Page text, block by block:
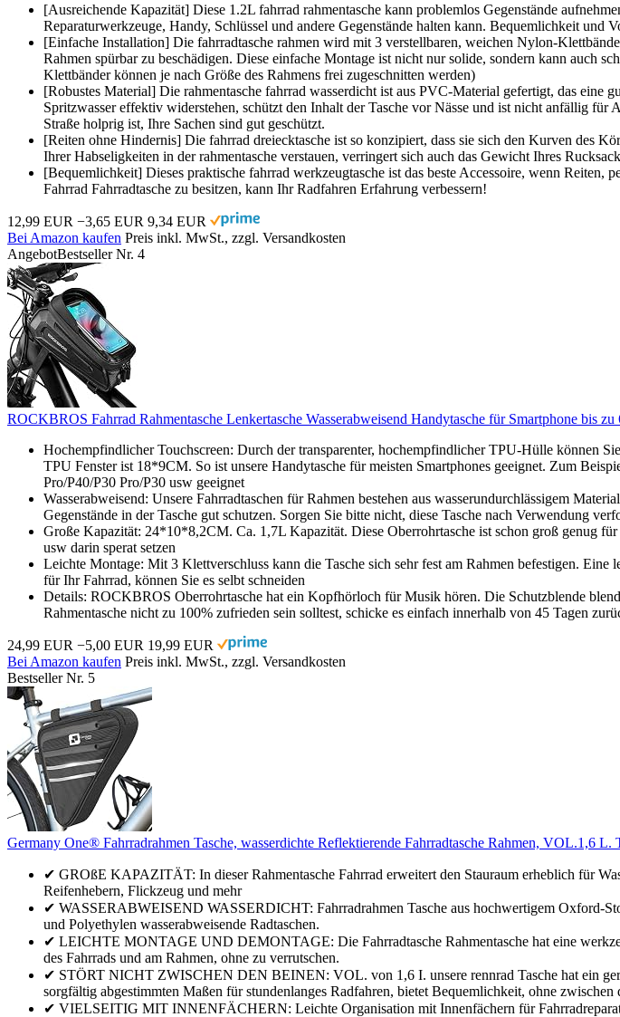
[Ausreichende Kapazität] Diese 1.2L fahrrad rahmentasche kann problemlos Gegenstände
Reparaturwerkzeuge, Handy, Schlüssel und andere Gegenstände halten kann. Bequemlichkeit und
[Einfache Installation] Die fahrradtasche rahmen wird mit 3 verstellbaren, weichen Nylon-
Rahmen spürbar zu beschädigen. Diese einfache Montage ist nicht nur solide, sondern kann auch
Klettbänder können je nach Größe des Rahmens frei zugeschnitten werden)
[Robustes Material] Die rahmentasche fahrrad wasserdicht ist aus PVC-Material gefertigt, das
Spritzwasser effektiv widerstehen, schützt den Inhalt der Tasche vor Nässe und ist nicht anfällig für
Straße holprig ist, Ihre Sachen sind gut geschützt.
[Reiten ohne Hindernis] Die fahrrad dreiecktasche ist so konzipiert, dass sie sich den Kurven des
Ihrer Habseligkeiten in der rahmentasche verstauen, verringert sich auch das Gewicht Ihres
[Bequemlichkeit] Dieses praktische fahrrad werkzeugtasche ist das beste Accessoire, wenn
Fahrrad Fahrradtasche zu besitzen, kann Ihr Radfahren Erfahrung verbessern!
12,99 EUR −3,65 EUR 9,34 EUR
Bei Amazon kaufen Preis inkl. MwSt., zzgl. Versandkosten
AngebotBestseller Nr. 4
ROCKBROS Fahrrad Rahmentasche Lenkertasche Wasserabweisend Handytasche für Smartphone bis
Hochempfindlicher Touchscreen: Durch der transparenter, hochempfindlicher TPU-Hülle können
TPU Fenster ist 18*9CM. So ist unsere Handytasche für meisten Smartphones geeignet. Zum
Pro/P40/P30 Pro/P30 usw geeignet
Wasserabweisend: Unsere Fahrradtaschen für Rahmen bestehen aus wasserundurchlässigem
Gegenstände in der Tasche gut schutzen. Sorgen Sie bitte nicht, diese Tasche nach Verwendung
Große Kapazität: 24*10*8,2CM. Ca. 1,7L Kapazität. Diese Oberrohrtasche ist schon groß genug
usw darin sperat setzen
Leichte Montage: Mit 3 Klettverschluss kann die Tasche sich sehr fest am Rahmen befestigen.
für Ihr Fahrrad, können Sie es selbt schneiden
Details: ROCKBROS Oberrohrtasche hat ein Kopfhörloch für Musik hören. Die Schutzblende
Rahmentasche nicht zu 100% zufrieden sein solltest, schicke es einfach innerhalb von 45 Tagen
24,99 EUR −5,00 EUR 19,99 EUR
Bei Amazon kaufen Preis inkl. MwSt., zzgl. Versandkosten
Bestseller Nr. 5
Germany One® Fahrradrahmen Tasche, wasserdichte Reflektierende Fahrradtasche Rahmen, VOL.1,6 L.
✔ GROßE KAPAZITÄT: In dieser Rahmentasche Fahrrad erweitert den Stauraum erheblich für
Reifenhebern, Flickzeug und mehr
✔ WASSERABWEISEND WASSERDICHT: Fahrradrahmen Tasche aus hochwertigem Oxford-
und Polyethylen wasserabweisende Radtaschen.
✔ LEICHTE MONTAGE UND DEMONTAGE: Die Fahrradtasche Rahmentasche hat eine
des Fahrrads und am Rahmen, ohne zu verrutschen.
✔ STÖRT NICHT ZWISCHEN DEN BEINEN: VOL. von 1,6 I. unsere rennrad Tasche hat ein
sorgfältig abgestimmten Maßen für stundenlanges Radfahren, bietet Bequemlichkeit, ohne
✔ VIELSEITIG MIT INNENFÄCHERN: Leichte Organisation mit Innenfächern für